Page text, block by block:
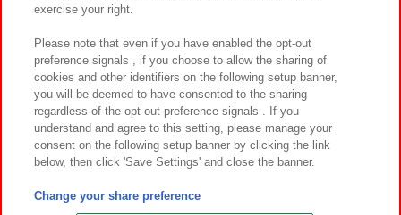
お取引先さまとともに
カスタマーハラスメント対応方針 よくあるご質問・お問い合わせ
©Bandai Namco Amusement Inc.
©Bandai Namco Amusement Lab Inc.
exercise your right.
Please note that even if you have enabled the opt-out
preference signals , if you choose to allow the sharing of
cookies and other identifiers on the following setup banner,
you will be deemed to have consented to the sharing
regardless of the opt-out preference signals . If you
understand and agree to this setting, please manage your
consent on the following setup banner by clicking the link
below, then click 'Save Settings' and close the banner.
Change your share preference